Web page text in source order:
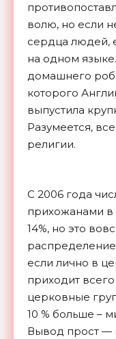
волю, но если
сердца людей,
на одном
домашнего
которого
выпустила
Разумеется,
религии.
С 2006 года
прихожанами в
14%, но это
если лично в
приходит всего
церковные
10 % больше –
Вывод прост —